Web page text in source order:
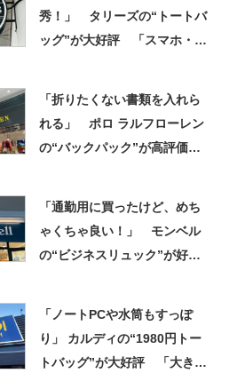
秀！」 タリーズの“トートバ
ッグ”が大好評 「スマホ・財
「折りたくない書類を入れら
れる」 ポロ ラルフローレン
の“バックパック”が高評価
「通勤用に買ったけど、めち
ゃくちゃ良い！」 モンベル
の“ビジネスリュック”が好
「ノートPCや水筒もすっぽ
り」 カルディの“1980円トー
トバッグ”が大好評 「大きさ